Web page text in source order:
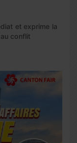
et exprime la
conflit